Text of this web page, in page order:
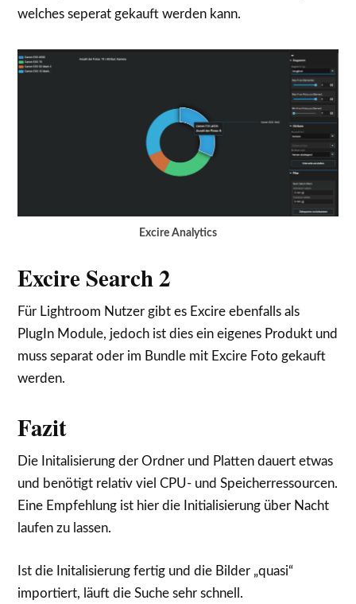
welches seperat gekauft werden kann.
Excire Analytics
Excire Search 2
Für Lightroom Nutzer gibt es Excire ebenfalls als
PlugIn Module, jedoch ist dies ein eigenes Produkt und
muss separat oder im Bundle mit Excire Foto gekauft
werden.
Fazit
Die Initalisierung der Ordner und Platten dauert etwas
und benötigt relativ viel CPU- und Speicherressourcen.
Eine Empfehlung ist hier die Initialisierung über Nacht
laufen zu lassen.
Ist die Initalisierung fertig und die Bilder „quasi“
importiert, läuft die Suche sehr schnell.